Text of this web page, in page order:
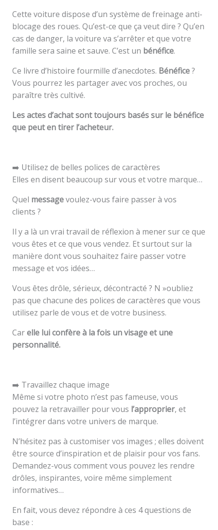
Cette voiture dispose d’un système de freinage anti-
blocage des roues. Qu’est-ce que ça veut dire ? Qu’en
cas de danger, la voiture va s’arrêter et que votre
famille sera saine et sauve. C’est un bénéfice.
Ce livre d’histoire fourmille d’anecdotes. Bénéfice?
Vous pourrez les partager avec vos proches, ou
paraître très cultivé.
Les actes d’achat sont toujours basés sur le bénéfice
que peut en tirer l’acheteur.
➡️ Utilisez de belles polices de caractères
Elles en disent beaucoup sur vous et votre marque…
Quel messagevoulez-vous faire passer à vos
clients ?
Il y a là un vrai travail de réflexion à mener sur ce que
vous êtes et ce que vous vendez. Et surtout sur la
manière dont vous souhaitez faire passer votre
message et vos idées…
Vous êtes drôle, sérieux, décontracté ? N »oubliez
pas que chacune des polices de caractères que vous
utilisez parle de vous et de votre business.
Carelle lui confère à la fois un visage et une
personnalité.
➡️ Travaillez chaque image
Même si votre photo n’est pas fameuse, vous
pouvez la retravailler pour vous l’approprier, et
l’intégrer dans votre univers de marque.
N’hésitez pas à customiser vos images ; elles doivent
être source d’inspiration et de plaisir pour vos fans.
Demandez-vous comment vous pouvez les rendre
drôles, inspirantes, voire même simplement
informatives…
En fait, vous devez répondre à ces 4 questions de
base :